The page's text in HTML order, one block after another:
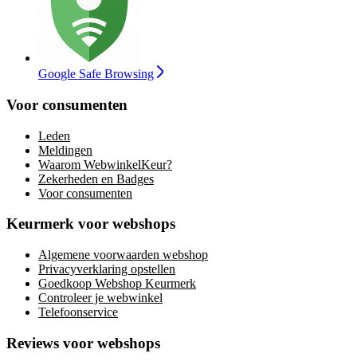
Google Safe Browsing
Voor consumenten
Leden
Meldingen
Waarom WebwinkelKeur?
Zekerheden en Badges
Voor consumenten
Keurmerk voor webshops
Algemene voorwaarden webshop
Privacyverklaring opstellen
Goedkoop Webshop Keurmerk
Controleer je webwinkel
Telefoonservice
Reviews voor webshops